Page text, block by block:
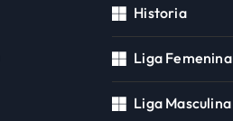
Historia
Liga Femenina
Liga Masculina